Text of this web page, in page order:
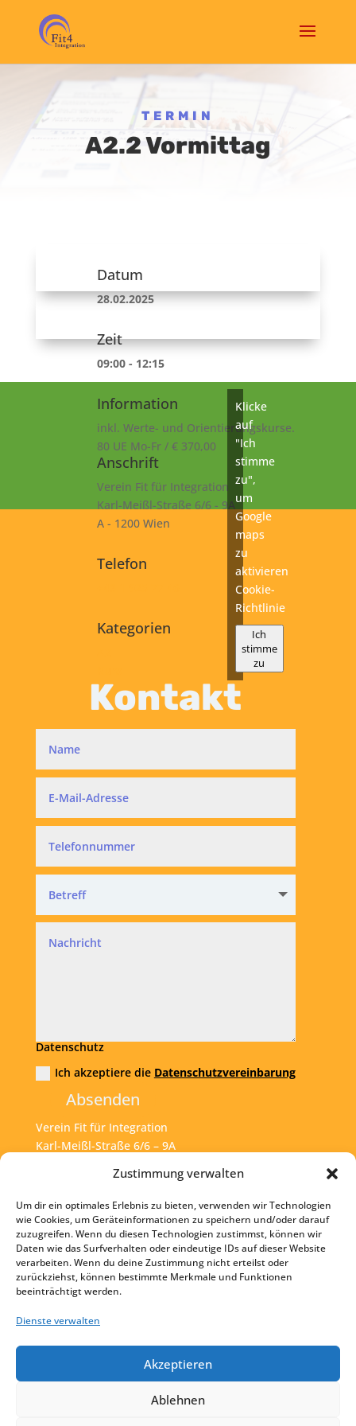
Zustimmung verwalten
Um dir ein optimales Erlebnis zu bieten, verwenden wir Technologien
wie Cookies, um Geräteinformationen zu speichern und/oder darauf
zuzugreifen. Wenn du diesen Technologien zustimmst, können wir
Daten wie das Surfverhalten oder eindeutige IDs auf dieser Website
verarbeiten. Wenn du deine Zustimmung nicht erteilst oder
zurückziehst, können bestimmte Merkmale und Funktionen
beeinträchtigt werden.
Dienste verwalten
Akzeptieren
Ablehnen
TERMIN
A2.2 Vormittag
Datum
28.02.2025
Zeit
09:00 - 12:15
Information
inkl. Werte- und Orientierungskurse.
80 UE Mo-Fr / € 370,00
Anschrift
Verein Fit für Integration
Karl-Meißl-Straße 6/6 - 9A
A - 1200 Wien
Telefon
Kategorien
Klicke
auf
"Ich
stimme
zu",
um
Google
maps
zu
aktivieren
Cookie-
Richtlinie
Ich
stimme
zu
Kontakt
Datenschutz
Ich akzeptiere die Datenschutzvereinbarung
Absenden
Verein Fit für Integration
Karl-Meißl-Straße 6/6 – 9A
Tel:+43 1 925 77 46
Mail: office@fit4int.at
Startseite
Kontakt
Impressum